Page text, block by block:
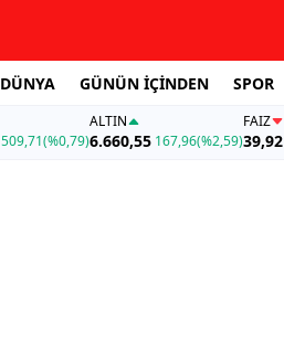
DÜNYA GÜNÜN İÇİNDEN SPOR
509,71(%0,79)
ALTIN
6.660,55 167,96(%2,59)
FAİZ
39,92